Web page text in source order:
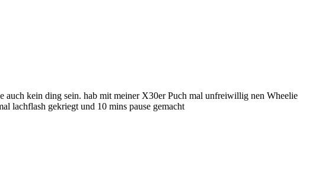
auch kein ding sein. hab mit meiner X30er Puch mal unfreiwillig nen Wheelie
lachflash gekriegt und 10 mins pause gemacht